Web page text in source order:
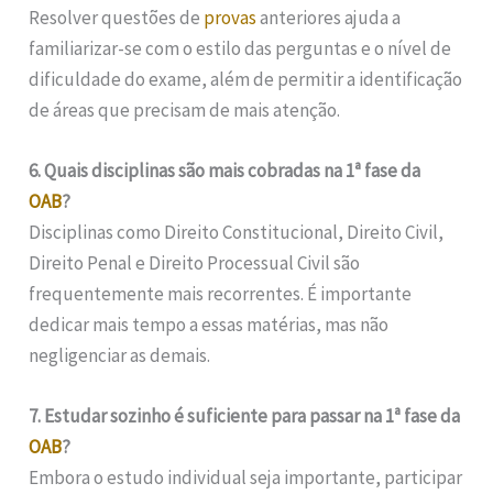
Resolver questões de provasanteriores ajuda a
familiarizar-se com o estilo das perguntas e o nível de
dificuldade do exame, além de permitir a identificação
de áreas que precisam de mais atenção.
6. Quais disciplinas são mais cobradas na 1ª fase da
OAB?
Disciplinas como Direito Constitucional, Direito Civil,
Direito Penal e Direito Processual Civil são
frequentemente mais recorrentes. É importante
dedicar mais tempo a essas matérias, mas não
negligenciar as demais.
7. Estudar sozinho é suficiente para passar na 1ª fase da
OAB?
Embora o estudo individual seja importante, participar